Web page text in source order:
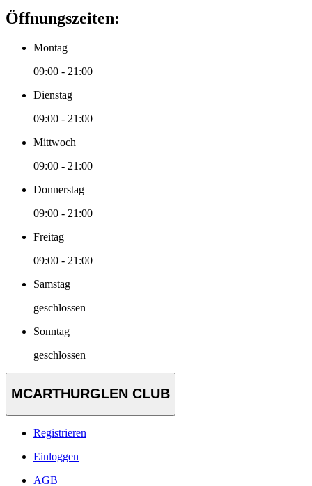
Öffnungszeiten:
Montag
09:00 - 21:00
Dienstag
09:00 - 21:00
Mittwoch
09:00 - 21:00
Donnerstag
09:00 - 21:00
Freitag
09:00 - 21:00
Samstag
geschlossen
Sonntag
geschlossen
MCARTHURGLEN CLUB
Registrieren
Einloggen
AGB